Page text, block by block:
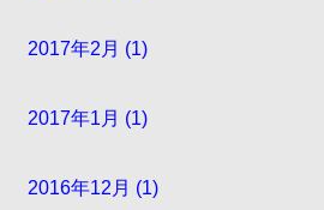
2017年2月 (1)
2017年1月 (1)
2016年12月 (1)